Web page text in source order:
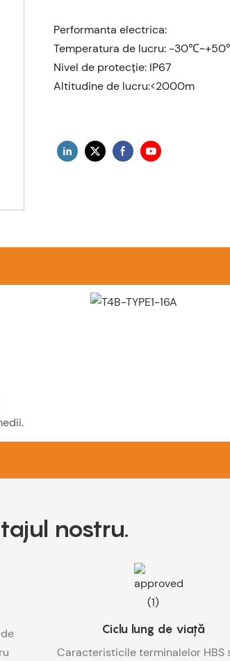
Performanta electrica:
Temperatura de lucru: -
Nivel de protecție: IP67
Altitudine de lucru:<2000m
nostru.
Ciclu lung de viață
Caracteristicile terminalelor HBS